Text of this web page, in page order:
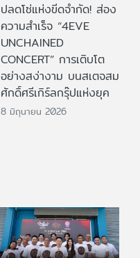
ปลดโซ่แห่งขีดจำกัด! ส่อง
ความสำเร็จ “4EVE
UNCHAINED
CONCERT” การเติบโต
อย่างสง่างาม บนสเตจสม
ศักดิ์ศรีเกิร์ลกรุ๊ปแห่งยุค
8 มิถุนายน 2026